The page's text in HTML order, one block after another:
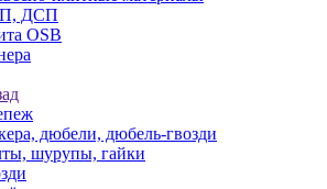
ДСП
OSB
дюбели, дюбель-гвозди
шурупы, гайки